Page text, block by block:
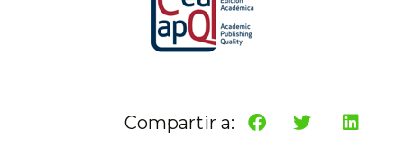
Compartir a: